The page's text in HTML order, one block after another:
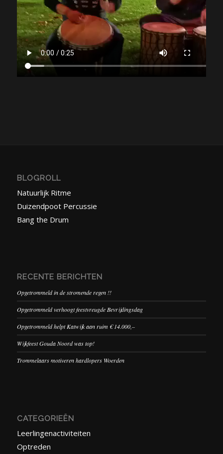
BLOGROLL
Natuurlijk Ritme
Duizendpoot Percussie
Bang the Drum
RECENTE BERICHTEN
Opgetrommeld in de stromende regen !!
Opgetrommeld verhoogt feestvreugde Bevrijdingsdag
Opgetrommeld helpt Katwijk aan ruim € 14.000,–
Wijkfeest Gouda Noord was top!
Trommelaars motiveren hardlopers Woerden
CATEGORIEËN
Leerlingenactiviteiten
Optreden